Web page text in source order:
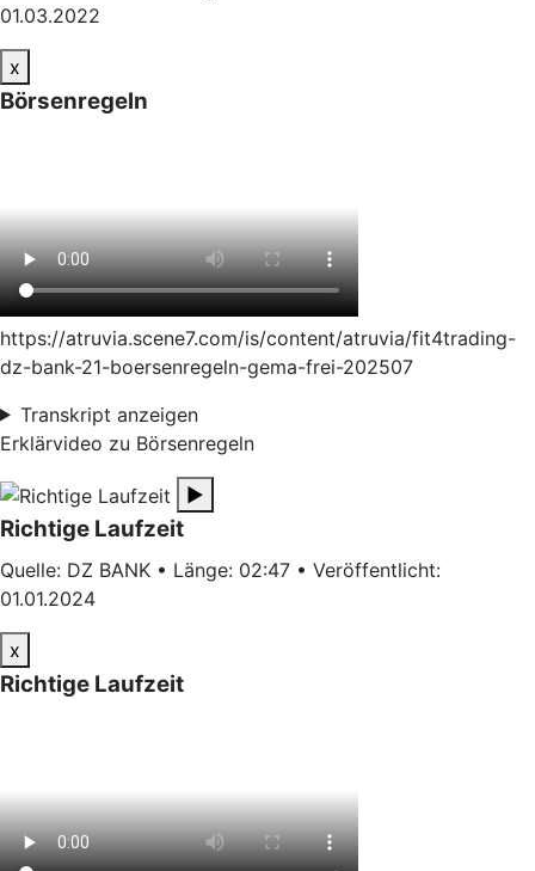
01.03.2022
x
Börsenregeln
https://atruvia.scene7.com/is/content/atruvia/fit4trading-
dz-bank-21-boersenregeln-gema-frei-202507
Transkript anzeigen
Erklärvideo zu Börsenregeln
▶
Richtige Laufzeit
Quelle: DZ BANK • Länge: 02:47 • Veröffentlicht:
01.01.2024
x
Richtige Laufzeit